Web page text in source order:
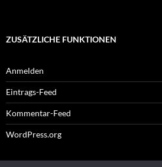
ZUSÄTZLICHE FUNKTIONEN
Anmelden
Eintrags-Feed
Kommentar-Feed
WordPress.org